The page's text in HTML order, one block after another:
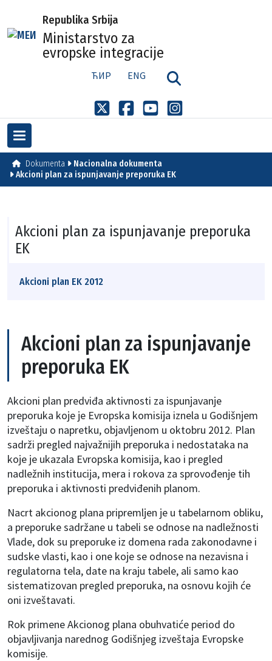
Republika Srbija
Ministarstvo za
evropske integracije
ЋИР ENG
Dokumenta
Nacionalna dokumenta
Akcioni plan za ispunjavanje preporuka EK
Akcioni plan za ispunjavanje preporuka
EK
Akcioni plan EK 2012
Akcioni plan za ispunjavanje
preporuka EK
Akcioni plan predviđa aktivnosti za ispunjavanje
preporuka koje je Evropska komisija iznela u Godišnjem
izveštaju o napretku, objavljenom u oktobru 2012. Plan
sadrži pregled najvažnijih preporuka i nedostataka na
koje je ukazala Evropska komisija, kao i pregled
nadležnih institucija, mera i rokova za sprovođenje tih
preporuka i aktivnosti predviđenih planom.
Nacrt akcionog plana pripremljen je u tabelarnom obliku,
a preporuke sadržane u tabeli se odnose na nadležnosti
Vlade, dok su preporuke iz domena rada zakonodavne i
sudske vlasti, kao i one koje se odnose na nezavisna i
regulatorna tela, date na kraju tabele, ali samo kao
sistematizovan pregled preporuka, na osnovu kojih će
oni izveštavati.
Rok primene Akcionog plana obuhvatiće period do
objavljivanja narednog Godišnjeg izveštaja Evropske
komisije.